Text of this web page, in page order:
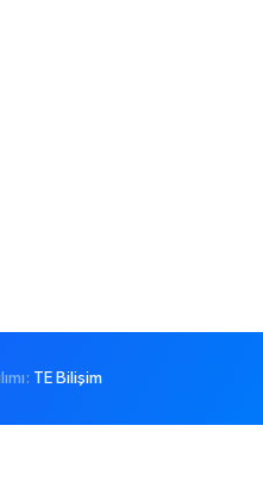
TE Bilişim